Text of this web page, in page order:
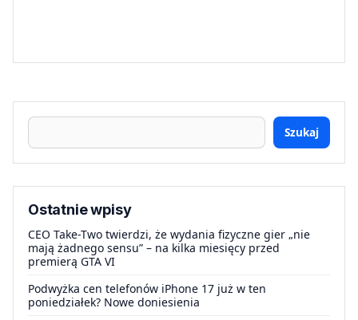
Szukaj
Ostatnie wpisy
CEO Take-Two twierdzi, że wydania fizyczne gier „nie
mają żadnego sensu” – na kilka miesięcy przed
premierą GTA VI
Podwyżka cen telefonów iPhone 17 już w ten
poniedziałek? Nowe doniesienia